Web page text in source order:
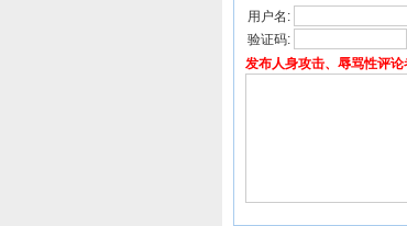
用户名:
验证码:
发布人身攻击、辱骂性评论